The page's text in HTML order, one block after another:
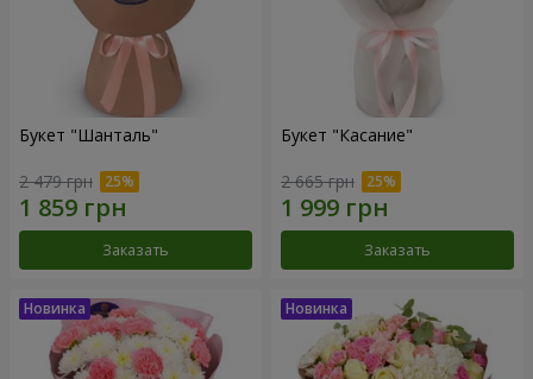
Букет "Шанталь"
2 479 грн
Заказать
Букет "Касание"
2 665 грн
Заказать